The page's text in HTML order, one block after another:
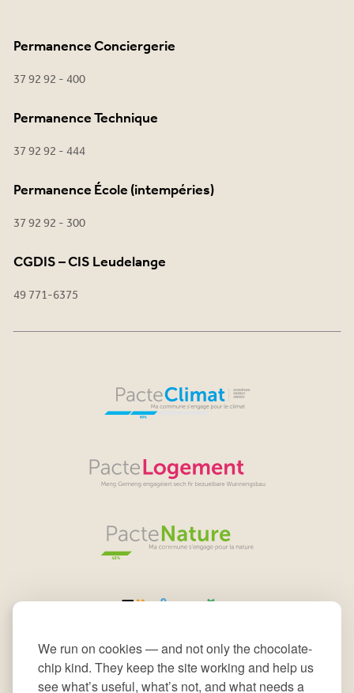
We run on cookies — and not only the chocolate-
chip kind. They keep the site working and help us
see what’s useful, what’s not, and what needs a
Permanence Conciergerie
37 92 92 - 400
Permanence Technique
37 92 92 - 444
Permanence École (intempéries)
37 92 92 - 300
CGDIS – CIS Leudelange
49 771-6375